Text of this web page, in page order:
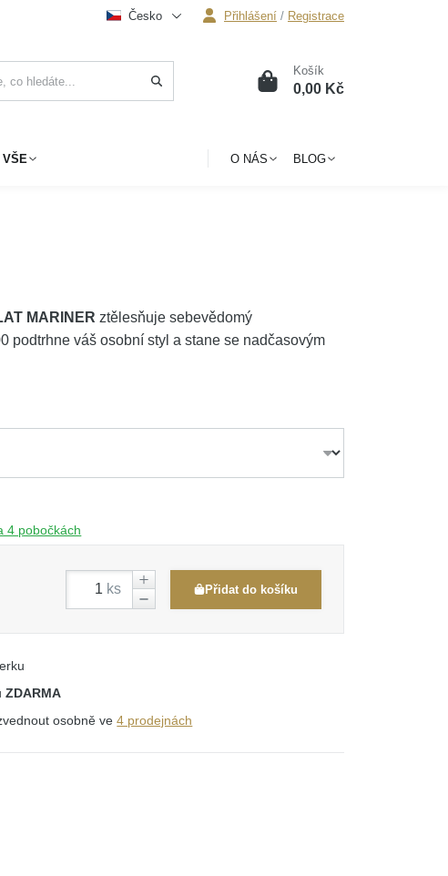
Česko Přihlášení / Registrace
0 Košík
0,00 Kč
VŠE O NÁS BLOG
MARINER ztělesňuje sebevědomý
podtrhne váš osobní styl a stane se nadčasovým
4 pobočkách
ks Přidat do košíku
ZDARMA
osobně ve4 prodejnách